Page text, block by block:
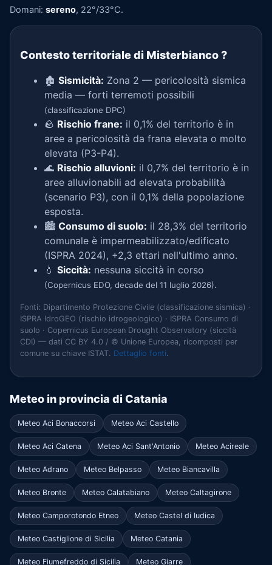
Domani: sereno, 22°/33°C.
Contesto territoriale di Misterbianco?
🏚️ Sismicità: Zona 2 — pericolosità sismica
media — forti terremoti possibili
(classificazione DPC)
🪨 Rischio frane: il 0,1% del territorio è in
aree a pericolosità da frana elevata o molto
elevata (P3-P4).
🌊 Rischio alluvioni: il 0,7% del territorio è in
aree alluvionabili ad elevata probabilità
(scenario P3), con il 0,1% della popolazione
esposta.
🏙️ Consumo di suolo: il 28,3% del territorio
comunale è impermeabilizzato/edificato
(ISPRA 2024), +2,3 ettari nell'ultimo anno.
💧 Siccità: nessuna siccità in corso
(Copernicus EDO, decade del 11 luglio 2026).
Fonti: Dipartimento Protezione Civile (classificazione sismica) ·
ISPRA IdroGEO (rischio idrogeologico) · ISPRA Consumo di
suolo · Copernicus European Drought Observatory (siccità
CDI) — dati CC BY 4.0 / © Unione Europea, ricomposti per
comune su chiave ISTAT. Dettaglio fonti.
Meteo in provincia di Catania
Meteo Aci Bonaccorsi Meteo Aci Castello
Meteo Aci Catena Meteo Aci Sant'Antonio Meteo Acireale
Meteo Adrano Meteo Belpasso Meteo Biancavilla
Meteo Bronte Meteo Calatabiano Meteo Caltagirone
Meteo Camporotondo Etneo Meteo Castel di Iudica
Meteo Castiglione di Sicilia Meteo Catania
Meteo Fiumefreddo di Sicilia Meteo Giarre